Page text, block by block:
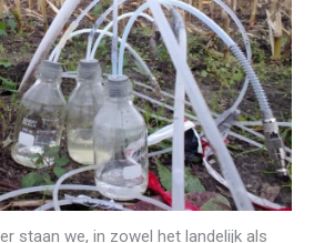
staan we, in zowel het landelijk als